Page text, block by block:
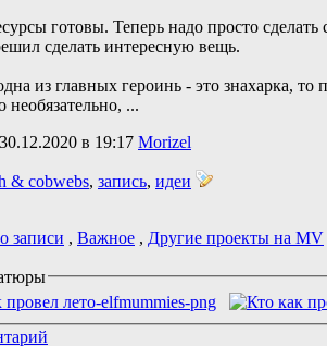
готовы. Теперь надо просто
сделать интересную вещь.
из главных героинь - это знахарка,
необязательно, ...
в 19:17 Morizel
& cobwebs, запись, идеи
записи , Важное , Другие проекты на MV